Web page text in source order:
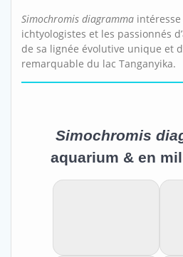
Simochromis diagramma
ichtyologistes et les passionnés
de sa lignée évolutive unique et
remarquable du lac Tanganyika.
Simochromis
aquarium & en